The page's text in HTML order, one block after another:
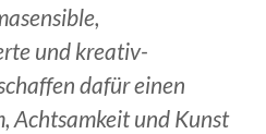
und kreativ-
dafür einen
Achtsamkeit und Kunst